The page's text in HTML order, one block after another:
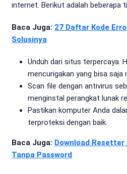
internet. Berikut adalah beberapa
Baca Juga: 27 Daftar Kode
Solusinya
Unduh dari situs terpercaya.
mencurigakan yang bisa saja
Scan file dengan antivirus
menginstal perangkat lunak
Pastikan komputer Anda
terproteksi dengan baik.
Baca Juga: Download Resetter
Tanpa Password